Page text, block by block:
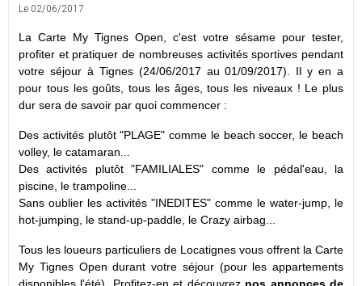
Le 02/06/2017
La Carte My Tignes Open, c'est votre sésame pour tester,
profiter et pratiquer de nombreuses activités sportives pendant
votre séjour à Tignes (24/06/2017 au 01/09/2017). Il y en a
pour tous les goûts, tous les âges, tous les niveaux ! Le plus
dur sera de savoir par quoi commencer :
Des activités plutôt "PLAGE" comme le beach soccer, le beach
volley, le catamaran...
Des activités plutôt "FAMILIALES" comme le pédal'eau, la
piscine, le trampoline...
Sans oublier les activités "INEDITES" comme le water-jump, le
hot-jumping, le stand-up-paddle, le Crazy airbag...
Tous les loueurs particuliers de Locatignes vous offrent la Carte
My Tignes Open durant votre séjour (pour les appartements
disponibles l'été). Profitez-en et découvrez nos annonces de